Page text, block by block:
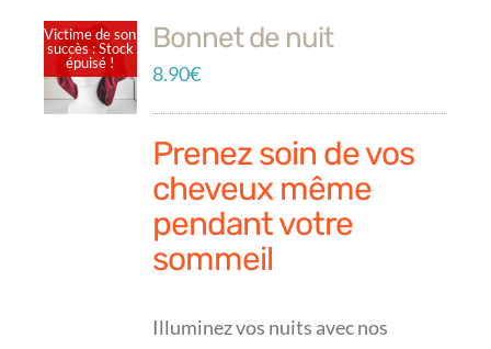
Victime de son
succès : Stock
épuisé !
Bonnet de nuit
8.90€
Prenez soin de vos
cheveux même
pendant votre
sommeil
Illuminez vos nuits avec nos